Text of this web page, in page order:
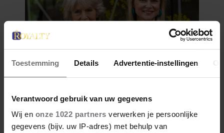
Toestemming Details Advertentie-instellingen
Verantwoord gebruik van uw gegevens
Wij en onze 1022 partners verwerken je persoonlijke
gegevens (bijv. uw IP-adres) met behulp van